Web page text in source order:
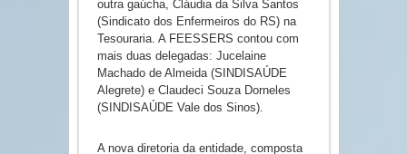
outra gaúcha, Cláudia da Silva Santos
(Sindicato dos Enfermeiros do RS) na
Tesouraria. A FEESSERS contou com
mais duas delegadas: Jucelaine
Machado de Almeida (SINDISAÚDE
Alegrete) e Claudeci Souza Dorneles
(SINDISAÚDE Vale dos Sinos).
A nova diretoria da entidade, composta